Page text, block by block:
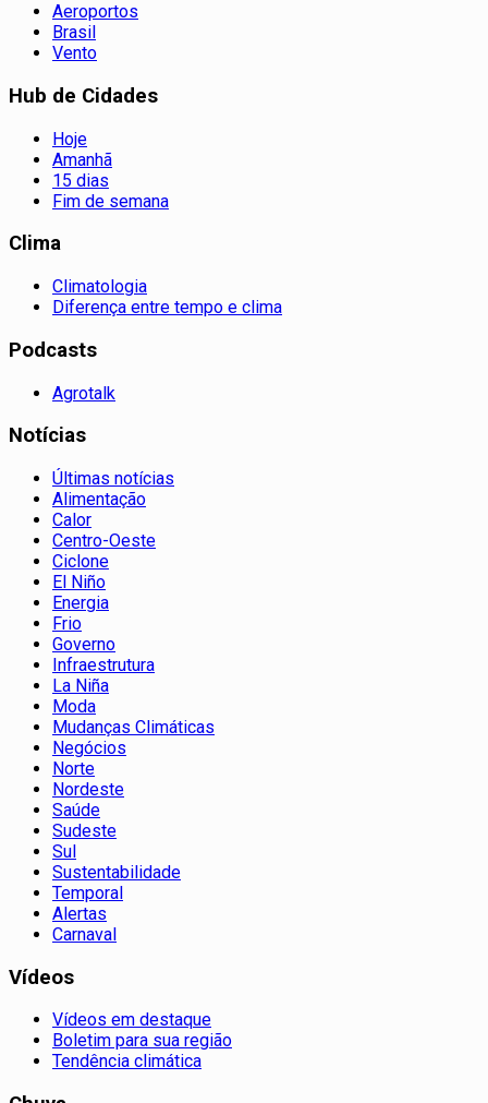
Aeroportos
Brasil
Vento
Hub de Cidades
Hoje
Amanhã
15 dias
Fim de semana
Clima
Climatologia
Diferença entre tempo e clima
Podcasts
Agrotalk
Notícias
Últimas notícias
Alimentação
Calor
Centro-Oeste
Ciclone
El Niño
Energia
Frio
Governo
Infraestrutura
La Niña
Moda
Mudanças Climáticas
Negócios
Norte
Nordeste
Saúde
Sudeste
Sul
Sustentabilidade
Temporal
Alertas
Carnaval
Vídeos
Vídeos em destaque
Boletim para sua região
Tendência climática